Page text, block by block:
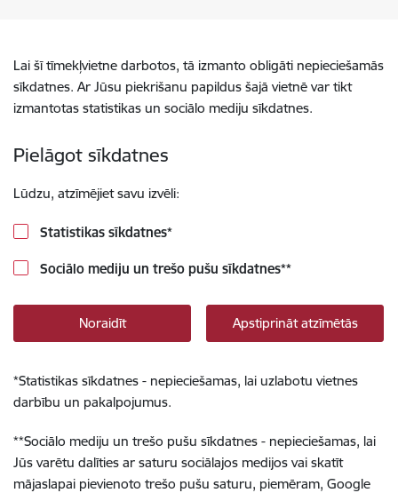
Lai šī tīmekļvietne darbotos, tā izmanto obligāti nepieciešamās
sīkdatnes. Ar Jūsu piekrišanu papildus šajā vietnē var tikt
izmantotas statistikas un sociālo mediju sīkdatnes.
Pielāgot sīkdatnes
Lūdzu, atzīmējiet savu izvēli:
Statistikas sīkdatnes*
Sociālo mediju un trešo pušu sīkdatnes**
Noraidīt Apstiprināt atzīmētās
*Statistikas sīkdatnes - nepieciešamas, lai uzlabotu vietnes
darbību un pakalpojumus.
**Sociālo mediju un trešo pušu sīkdatnes - nepieciešamas, lai
Jūs varētu dalīties ar saturu sociālajos medijos vai skatīt
mājaslapai pievienoto trešo pušu saturu, piemēram, Google